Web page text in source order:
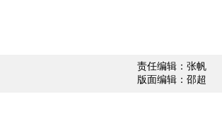
责任编辑：张帆
版面编辑：邵超